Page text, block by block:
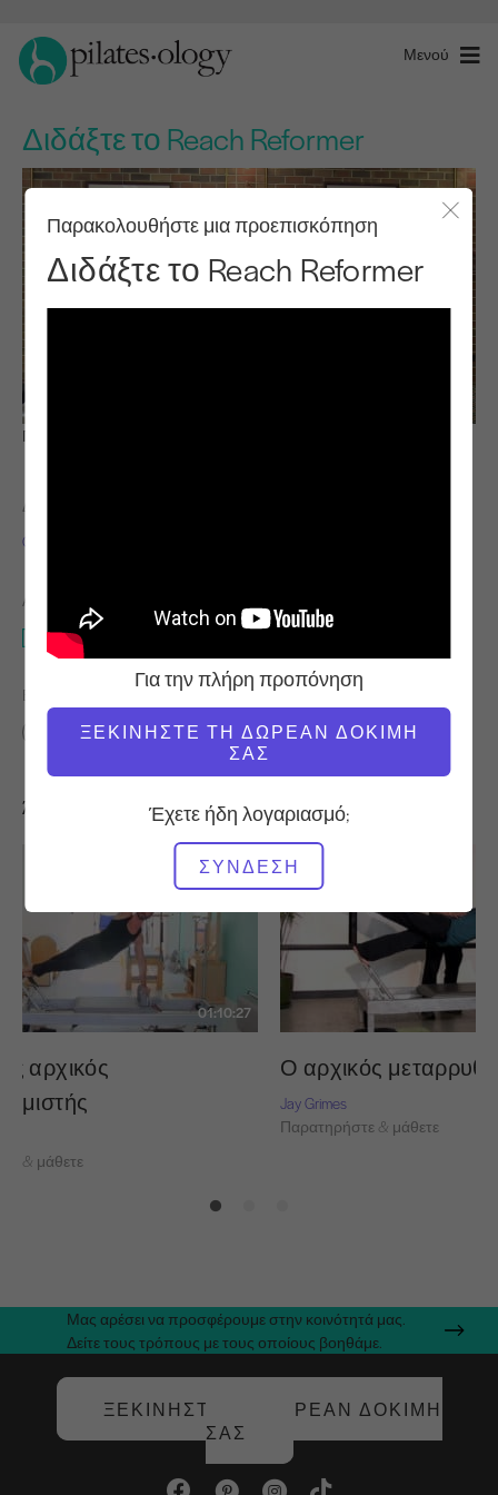
Μενού
Διδάξτε το Reach Reformer
Παρακολουθήστε μια προεπισκόπηση
Διδάξτε το Reach Reformer
Για την πλήρη προπόνηση
ΞΕΚΙΝΉΣΤΕ ΤΗ ΔΩΡΕΆΝ ΔΟΚΙΜΉ
ΣΑΣ
Έχετε ήδη λογαριασμό;
ΣΎΝΔΕΣΗ
Παρατηρήστε & μάθετε
ΔΆΣΚΑΛΟΣ
Chris Robinson
ΑΠΑΙΤΟΎΜΕΝΟΣ ΕΞΟΠΛΙΣΜΌΣ
Reformer
ΒΡΕΊΤΕ ΠΑΡΌΜΟΙΕΣ ΤΆΞΕΙΣ ΓΙΑ
50 - 60 λεπτά
Reformer
Άλλες προπονήσεις που μπορεί να σας αρέσουν
01:10:27
αρχικός
& μάθετε
Ο αρχικός
Jay Grimes
Παρατηρήστε & μάθετε
Μας αρέσει να προσφέρουμε στην κοινότητά μας.
Δείτε τους τρόπους με τους οποίους βοηθάμε.
ΞΕΚΙΝΉΣΤΕ ΤΗ ΔΩΡΕΆΝ ΔΟΚΙΜΉ
ΣΑΣ